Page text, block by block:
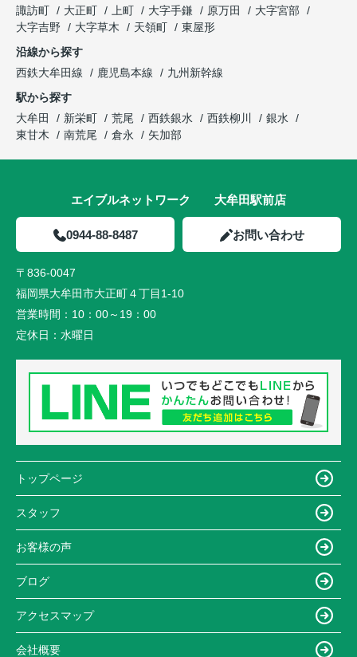
諏訪町
大正町 上町 大字手鎌 原万田
大字宮部
大字吉野
大字草木 天領町
東屋形
沿線から探す
西鉄大牟田線
鹿児島本線
九州新幹線
駅から探す
大牟田
新栄町 荒尾 西鉄銀水 西鉄柳川
銀水
東甘木
南荒尾 倉永 矢加部
エイブルネットワーク 大牟田駅前店
0944-88-8487 お問い合わせ
〒836-0047
福岡県大牟田市大正町４丁目1-10
営業時間： 10：00～19：00
定休日： 水曜日
トップページ
スタッフ
お客様の声
ブログ
アクセスマップ
会社概要